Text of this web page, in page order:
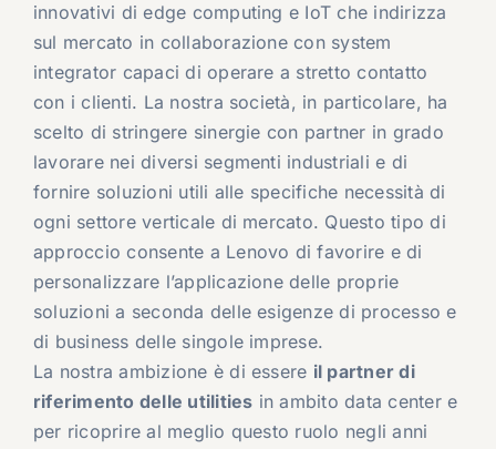
innovativi di edge computing e IoT che indirizza
sul mercato in collaborazione con system
integrator capaci di operare a stretto contatto
con i clienti. La nostra società, in particolare, ha
scelto di stringere sinergie con partner in grado
lavorare nei diversi segmenti industriali e di
fornire soluzioni utili alle specifiche necessità di
ogni settore verticale di mercato. Questo tipo di
approccio consente a Lenovo di favorire e di
personalizzare l’applicazione delle proprie
soluzioni a seconda delle esigenze di processo e
di business delle singole imprese.
La nostra ambizione è di essere il partner di
riferimento delle utilities in ambito data center e
per ricoprire al meglio questo ruolo negli anni